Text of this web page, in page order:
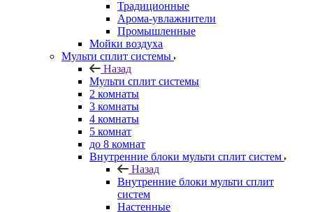
Традиционные
Арома-увлажнители
Промышленные
Мойки воздуха
Мульти сплит системы
Назад
Мульти сплит системы
2 комнаты
3 комнаты
4 комнаты
5 комнат
до 8 комнат
Внутренние блоки мульти сплит систем
Назад
Внутренние блоки мульти сплит
систем
Настенные